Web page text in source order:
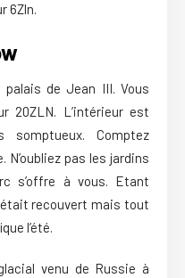
6Zln.
de Jean III. Vous
20ZLN. L’intérieur est
Comptez
N’oubliez pas les jardins
s’offre à vous. Etant
était recouvert mais tout
l’été.
venu de Russie à